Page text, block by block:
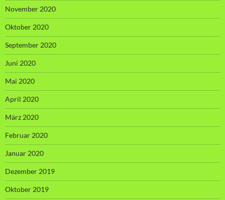
November 2020
Oktober 2020
September 2020
Juni 2020
Mai 2020
April 2020
März 2020
Februar 2020
Januar 2020
Dezember 2019
Oktober 2019